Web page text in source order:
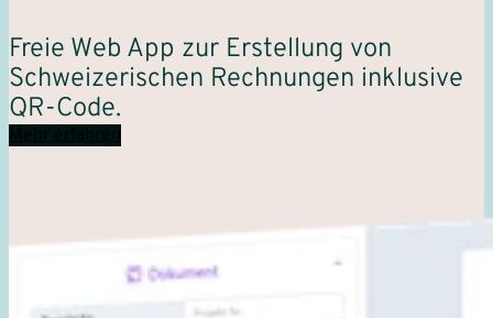
Freie Web App zur Erstellung von
Schweizerischen Rechnungen inklusive
QR-Code.